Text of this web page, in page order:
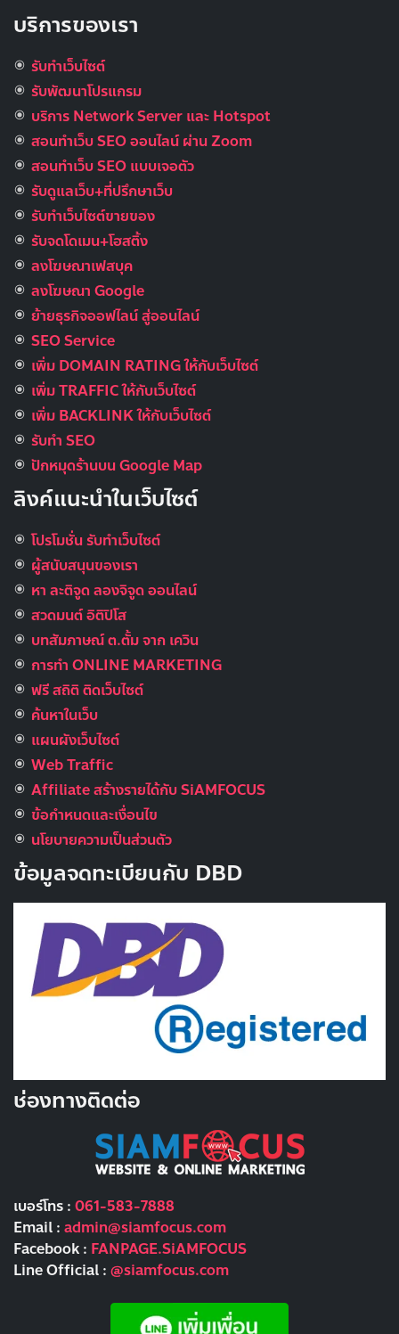
บริการของเรา
รับทำเว็บไซต์
รับพัฒนาโปรแกรม
บริการ Network Server และ Hotspot
สอนทำเว็บ SEO ออนไลน์ ผ่าน Zoom
สอนทำเว็บ SEO แบบเจอตัว
รับดูแลเว็บ+ที่ปรึกษาเว็บ
รับทําเว็บไซต์ขายของ
รับจดโดเมน+โฮสติ้ง
ลงโฆษณาเฟสบุค
ลงโฆษณา Google
ย้ายธุรกิจออฟไลน์ สู่ออนไลน์
SEO Service
เพิ่ม DOMAIN RATING ให้กับเว็บไซต์
เพิ่ม TRAFFIC ให้กับเว็บไซต์
เพิ่ม BACKLINK ให้กับเว็บไซต์
รับทำ SEO
ปักหมุดร้านบน Google Map
ลิงค์แนะนำในเว็บไซต์
โปรโมชั่น รับทำเว็บไซต์
ผู้สนับสนุนของเรา
หา ละติจูด ลองจิจูด ออนไลน์
สวดมนต์ อิติปิโส
บทสัมภาษณ์ ต.ตั้ม จาก เควิน
การทำ ONLINE MARKETING
ฟรี สถิติ ติดเว็บไซต์
ค้นหาในเว็บ
แผนผังเว็บไซต์
Web Traffic
Affiliate สร้างรายได้กับ SiAMFOCUS
ข้อกำหนดและเงื่อนไข
นโยบายความเป็นส่วนตัว
ข้อมูลจดทะเบียนกับ DBD
ช่องทางติดต่อ
เบอร์โทร : 061-583-7888
Email : admin@siamfocus.com
Facebook : FANPAGE.SiAMFOCUS
Line Official : @siamfocus.com